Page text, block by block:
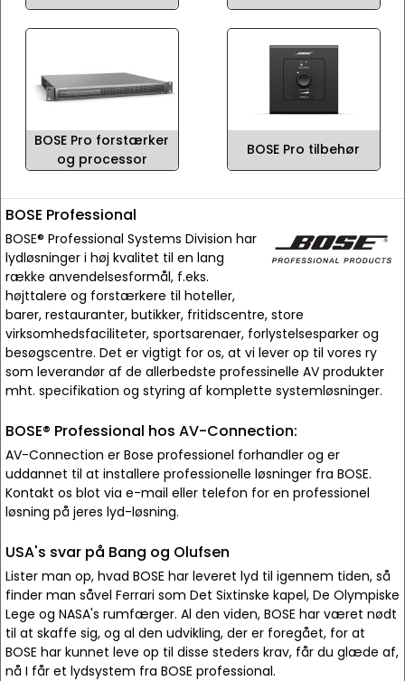
BOSE Pro forstærker
og processor
BOSE Pro tilbehør
BOSE Professional
BOSE® Professional Systems Division har
lydløsninger i høj kvalitet til en lang
række anvendelsesformål, f.eks.
højttalere og forstærkere til hoteller,
barer, restauranter, butikker, fritidscentre, store
virksomhedsfaciliteter, sportsarenaer, forlystelsesparker og
besøgscentre. Det er vigtigt for os, at vi lever op til vores ry
som leverandør af de allerbedste professinelle AV produkter
mht. specifikation og styring af komplette systemløsninger.
BOSE® Professional hos AV-Connection:
AV-Connection er Bose professionel forhandler og er
uddannet til at installere professionelle løsninger fra BOSE.
Kontakt os blot via e-mail eller telefon for en professionel
løsning på jeres lyd-løsning.
USA's svar på Bang og Olufsen
Lister man op, hvad BOSE har leveret lyd til igennem tiden, så
finder man såvel Ferrari som Det Sixtinske kapel, De Olympiske
Lege og NASA's rumfærger. Al den viden, BOSE har været nødt
til at skaffe sig, og al den udvikling, der er foregået, for at
BOSE har kunnet leve op til disse steders krav, får du glæde af,
nå I får et lydsystem fra BOSE professional.